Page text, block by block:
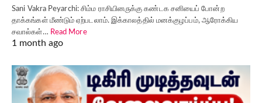
Sani Vakra Peyarchi: சிம்ம ராசியினருக்கு கண்டக சனியைப் போன்ற
தாக்கங்கள் மீண்டும் ஏற்படலாம். இக்காலத்தில் மனக்குழப்பம், ஆரோக்கிய
சவால்கள்… Read More
1 month ago